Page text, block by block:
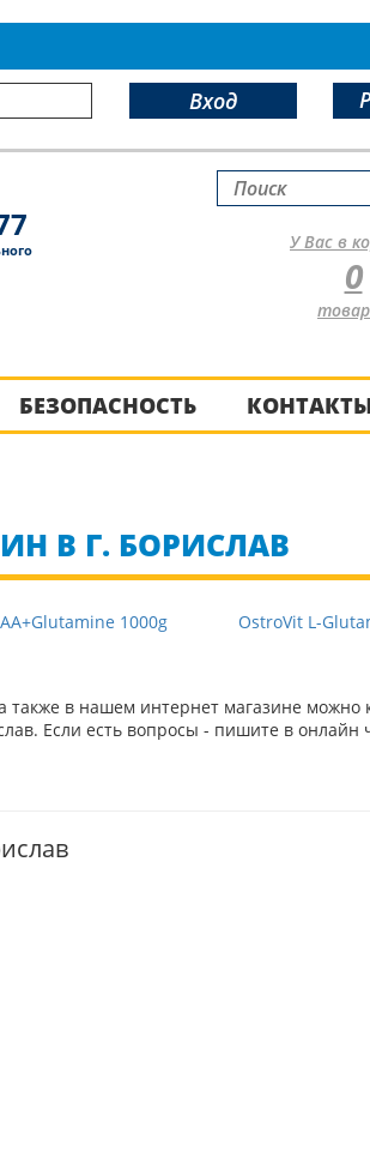
Вход
У Вас в
0
БЕЗОПАСНОСТЬ
В Г. БОРИСЛАВ
1000g OstroVit L-
в нашем интернет магазине можно
Если есть вопросы - пишите в онлайн